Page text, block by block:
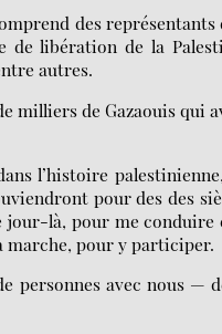
des
de libération de la
autres.
milliers de Gazaouis
l’histoire
pour des des
jour-là, pour me
pour y participer.
personnes avec nous —